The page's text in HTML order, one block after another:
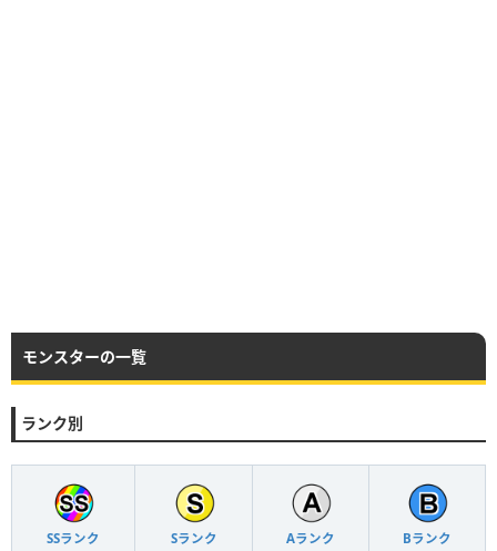
モンスターの一覧
ランク別
SSランク Sランク Aランク Bランク